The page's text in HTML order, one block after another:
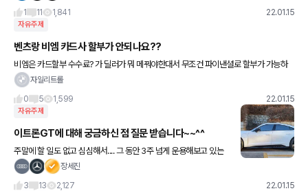
1
11 1,841 22.01.15
자유주제
벤츠랑 비엠 카드사 할부가 안되나요??
비엠은 카드할부 수수료? 가 딜러가 뭐 메꿔야한대서 무조건 파이낸셜로 할부가 가능하
다고하는데 벤츠도 똑같나요?
자일리트롤
0
5 1,599 22.01.15
자유주제
이트론GT에 대해 궁금하신 점 질문 받습니다~~^^
주말에 할 일도 없고 심심해서.... 그 동안 3주 넘게 운용해보고 있는
이트론GT에 대한 리뷰를 올려볼까 하는데요.... 혹시 궁금하신 점 있
장세진
3
13 2,127 22.01.15